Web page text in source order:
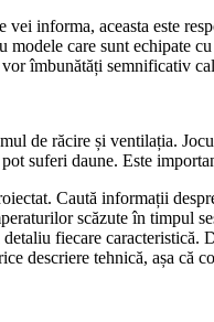
informa, aceasta este
modele care sunt
îmbunătăți semnificativ
de răcire și ventilația.
suferi daune. Este
Caută informații
scăzute în timpul
fiecare
descriere tehnică, așa că